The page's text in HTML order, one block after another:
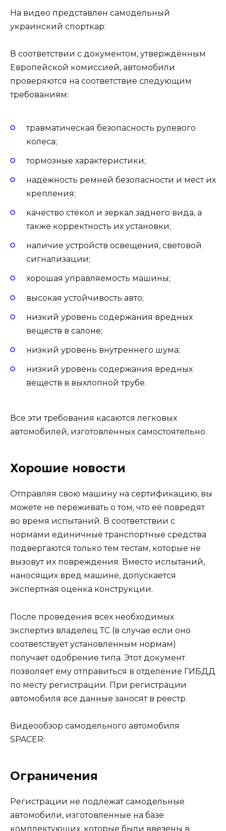
На видео представлен самодельный
украинский спорткар:
В соответствии с документом, утверждённым
Европейской комиссией, автомобили
проверяются на соответствие следующим
требованиям:
травматическая безопасность рулевого
колеса;
тормозные характеристики;
надёжность ремней безопасности и мест их
крепления;
качество стёкол и зеркал заднего вида, а
также корректность их установки;
наличие устройств освещения, световой
сигнализации;
хорошая управляемость машины;
высокая устойчивость авто;
низкий уровень содержания вредных
веществ в салоне;
низкий уровень внутреннего шума;
низкий уровень содержания вредных
веществ в выхлопной трубе.
Все эти требования касаются легковых
автомобилей, изготовленных самостоятельно.
Хорошие новости
Отправляя свою машину на сертификацию, вы
можете не переживать о том, что её повредят
во время испытаний. В соответствии с
нормами единичные транспортные средства
подвергаются только тем тестам, которые не
вызовут их повреждения. Вместо испытаний,
наносящих вред машине, допускается
экспертная оценка конструкции.
После проведения всех необходимых
экспертиз владелец ТС (в случае если оно
соответствует установленным нормам)
получает одобрение типа. Этот документ
позволяет ему отправиться в отделение ГИБДД
по месту регистрации. При регистрации
автомобиля все данные заносят в реестр.
Видеообзор самодельного автомобиля
SPACER:
Ограничения
Регистрации не подлежат самодельные
автомобили, изготовленные на базе
комплектующих, которые были ввезены в